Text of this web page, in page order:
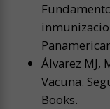
Álvarez MJ,
Vacuna.
Books.